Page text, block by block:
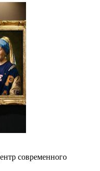
современного